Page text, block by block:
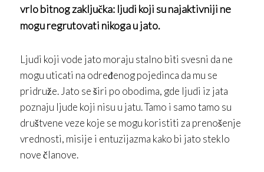
vrlo bitnog zaključka: ljudi koji su najaktivniji ne
mogu regrutovati nikoga u jato.
Ljudi koji vode jato moraju stalno biti svesni da ne
mogu uticati na određenog pojedinca da mu se
pridruže. Jato se širi po obodima, gde ljudi iz jata
poznaju ljude koji nisu u jatu. Tamo i samo tamo su
društvene veze koje se mogu koristiti za prenošenje
vrednosti, misije i entuzijazma kako bi jato steklo
nove članove.